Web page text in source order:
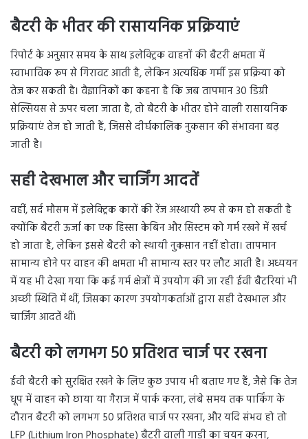
बैटरी के भीतर की रासायनिक प्रक्रियाएं
रिपोर्ट के अनुसार समय के साथ इलेक्ट्रिक वाहनों की बैटरी क्षमता में
स्वाभाविक रूप से गिरावट आती है, लेकिन अत्यधिक गर्मी इस प्रक्रिया को
तेज कर सकती है। वैज्ञानिकों का कहना है कि जब तापमान 30 डिग्री
सेल्सियस से ऊपर चला जाता है, तो बैटरी के भीतर होने वाली रासायनिक
प्रक्रियाएं तेज हो जाती हैं, जिससे दीर्घकालिक नुकसान की संभावना बढ़
जाती है।
सही देखभाल और चार्जिंग आदतें
वहीं, सर्द मौसम में इलेक्ट्रिक कारों की रेंज अस्थायी रूप से कम हो सकती है
क्योंकि बैटरी ऊर्जा का एक हिस्सा केबिन और सिस्टम को गर्म रखने में खर्च
हो जाता है, लेकिन इससे बैटरी को स्थायी नुकसान नहीं होता। तापमान
सामान्य होने पर वाहन की क्षमता भी सामान्य स्तर पर लौट आती है। अध्ययन
में यह भी देखा गया कि कई गर्म क्षेत्रों में उपयोग की जा रही ईवी बैटरियां भी
अच्छी स्थिति में थीं, जिसका कारण उपयोगकर्ताओं द्वारा सही देखभाल और
चार्जिंग आदतें थीं।
बैटरी को लगभग 50 प्रतिशत चार्ज पर रखना
ईवी बैटरी को सुरक्षित रखने के लिए कुछ उपाय भी बताए गए हैं, जैसे कि तेज
धूप में वाहन को छाया या गैराज में पार्क करना, लंबे समय तक पार्किंग के
दौरान बैटरी को लगभग 50 प्रतिशत चार्ज पर रखना, और यदि संभव हो तो
LFP (Lithium Iron Phosphate) बैटरी वाली गाड़ी का चयन करना,